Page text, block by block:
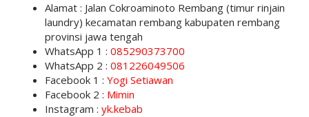
Alamat : Jalan Cokroaminoto Rembang (timur rinjain
laundry) kecamatan rembang kabupaten rembang
provinsi jawa tengah
WhatsApp 1 : 085290373700
WhatsApp 2 : 081226049506
Facebook 1 : Yogi Setiawan
Facebook 2 : Mimin
Instagram : yk.kebab